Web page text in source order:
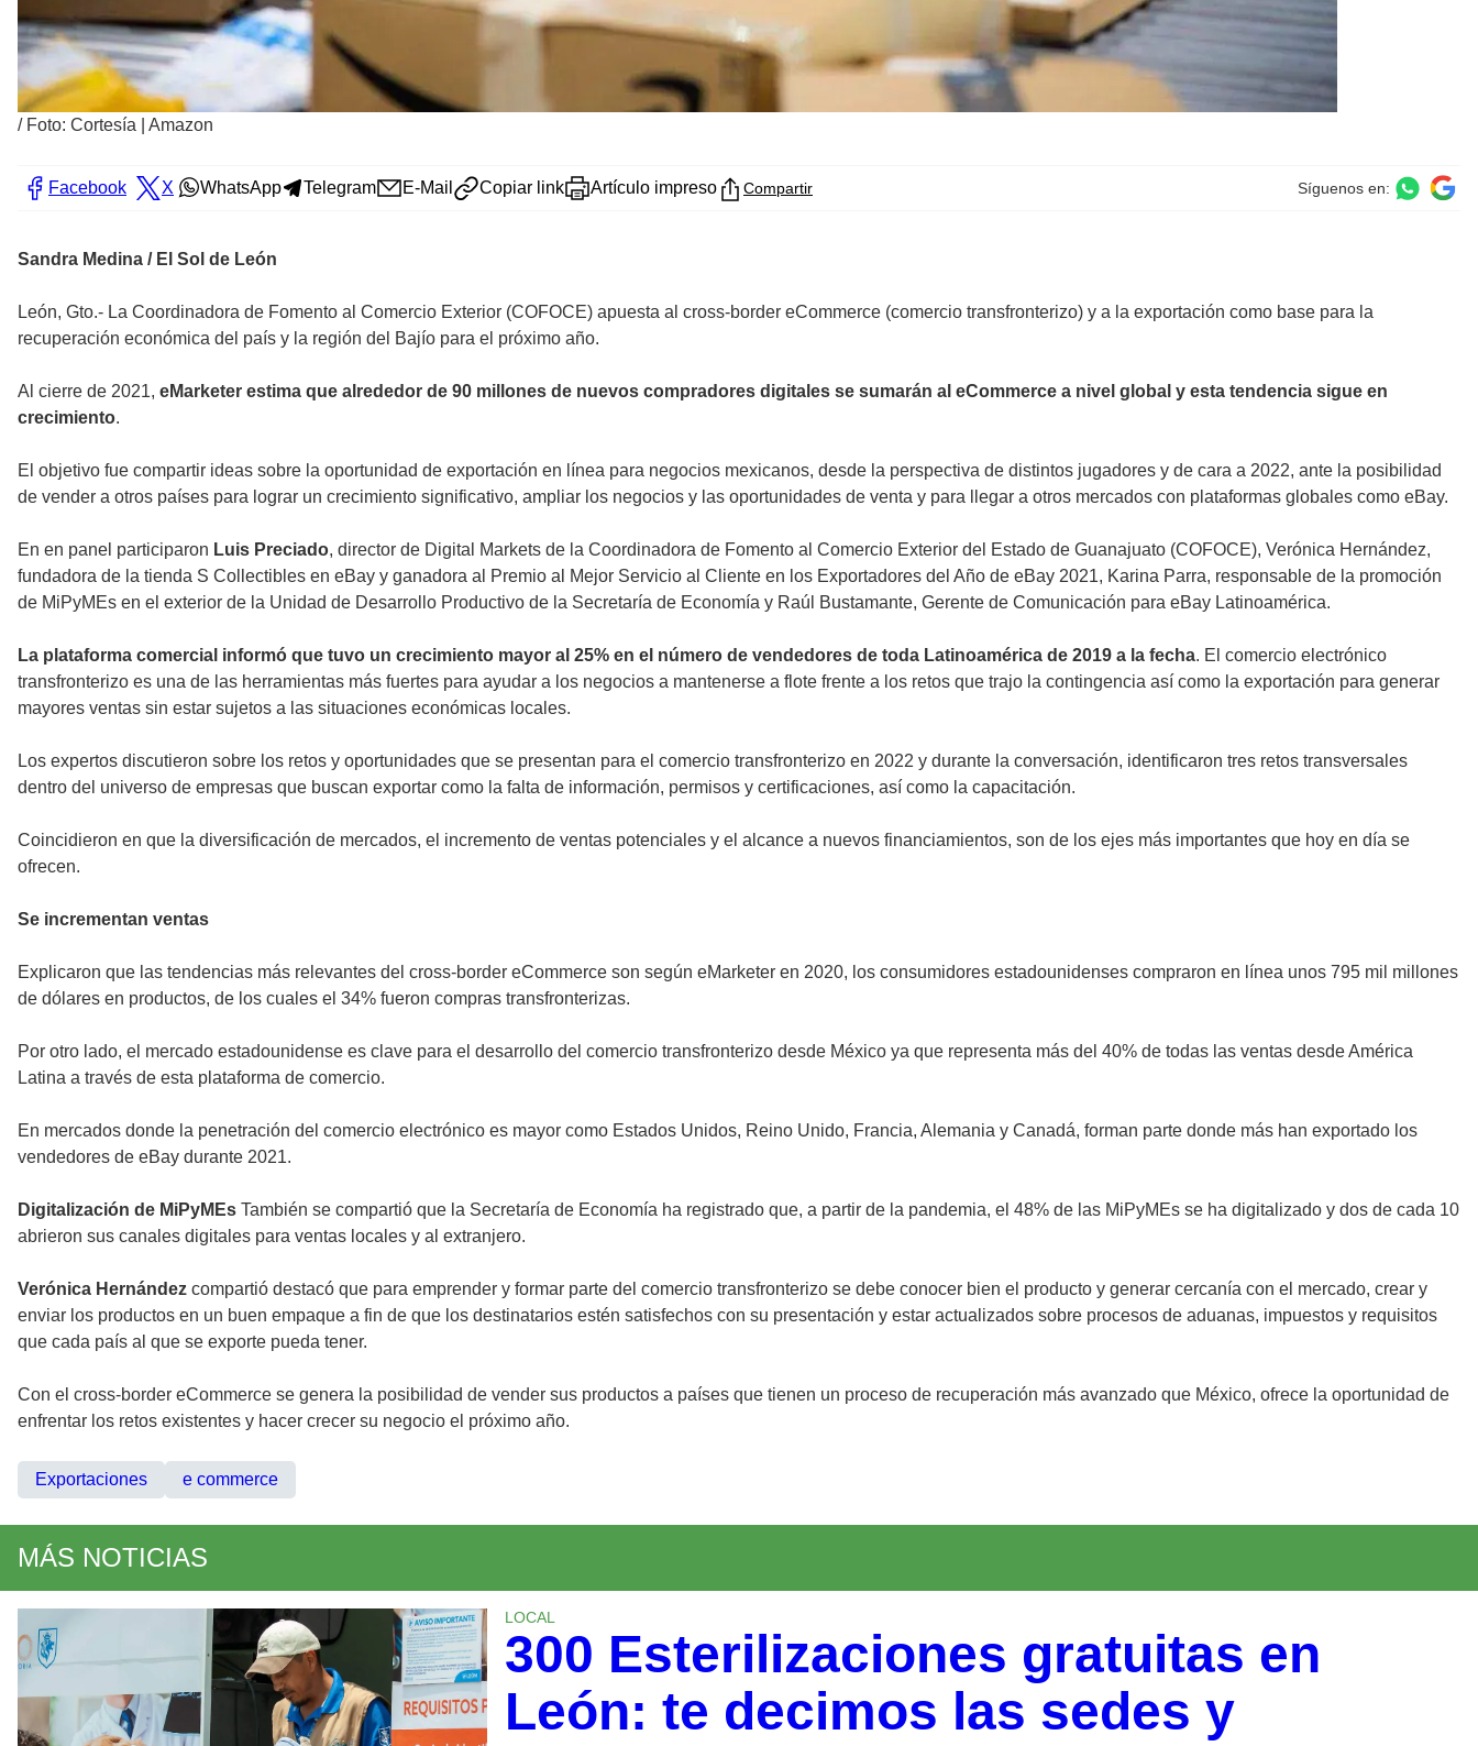
/ Foto: Cortesía | Amazon
Facebook X WhatsApp Telegram E-Mail Copiar link Artículo impreso Compartir Síguenos en:
Sandra Medina / El Sol de León
León, Gto.- La Coordinadora de Fomento al Comercio Exterior (COFOCE) apuesta al cross-border eCommerce (comercio transfronterizo) y a la exportación como base para la
recuperación económica del país y la región del Bajío para el próximo año.
Al cierre de 2021, eMarketer estima que alrededor de 90 millones de nuevos compradores digitales se sumarán al eCommerce a nivel global y esta tendencia sigue en
crecimiento.
El objetivo fue compartir ideas sobre la oportunidad de exportación en línea para negocios mexicanos, desde la perspectiva de distintos jugadores y de cara a 2022, ante la posibilidad
de vender a otros países para lograr un crecimiento significativo, ampliar los negocios y las oportunidades de venta y para llegar a otros mercados con plataformas globales como eBay.
En en panel participaron Luis Preciado, director de Digital Markets de la Coordinadora de Fomento al Comercio Exterior del Estado de Guanajuato (COFOCE), Verónica Hernández,
fundadora de la tienda S Collectibles en eBay y ganadora al Premio al Mejor Servicio al Cliente en los Exportadores del Año de eBay 2021, Karina Parra, responsable de la promoción
de MiPyMEs en el exterior de la Unidad de Desarrollo Productivo de la Secretaría de Economía y Raúl Bustamante, Gerente de Comunicación para eBay Latinoamérica.
La plataforma comercial informó que tuvo un crecimiento mayor al 25% en el número de vendedores de toda Latinoamérica de 2019 a la fecha. El comercio electrónico
transfronterizo es una de las herramientas más fuertes para ayudar a los negocios a mantenerse a flote frente a los retos que trajo la contingencia así como la exportación para generar
mayores ventas sin estar sujetos a las situaciones económicas locales.
Los expertos discutieron sobre los retos y oportunidades que se presentan para el comercio transfronterizo en 2022 y durante la conversación, identificaron tres retos transversales
dentro del universo de empresas que buscan exportar como la falta de información, permisos y certificaciones, así como la capacitación.
Coincidieron en que la diversificación de mercados, el incremento de ventas potenciales y el alcance a nuevos financiamientos, son de los ejes más importantes que hoy en día se
ofrecen.
Se incrementan ventas
Explicaron que las tendencias más relevantes del cross-border eCommerce son según eMarketer en 2020, los consumidores estadounidenses compraron en línea unos 795 mil millones
de dólares en productos, de los cuales el 34% fueron compras transfronterizas.
Por otro lado, el mercado estadounidense es clave para el desarrollo del comercio transfronterizo desde México ya que representa más del 40% de todas las ventas desde América
Latina a través de esta plataforma de comercio.
En mercados donde la penetración del comercio electrónico es mayor como Estados Unidos, Reino Unido, Francia, Alemania y Canadá, forman parte donde más han exportado los
vendedores de eBay durante 2021.
Digitalización de MiPyMEs También se compartió que la Secretaría de Economía ha registrado que, a partir de la pandemia, el 48% de las MiPyMEs se ha digitalizado y dos de cada 10
abrieron sus canales digitales para ventas locales y al extranjero.
Verónica Hernández compartió destacó que para emprender y formar parte del comercio transfronterizo se debe conocer bien el producto y generar cercanía con el mercado, crear y
enviar los productos en un buen empaque a fin de que los destinatarios estén satisfechos con su presentación y estar actualizados sobre procesos de aduanas, impuestos y requisitos
que cada país al que se exporte pueda tener.
Con el cross-border eCommerce se genera la posibilidad de vender sus productos a países que tienen un proceso de recuperación más avanzado que México, ofrece la oportunidad de
enfrentar los retos existentes y hacer crecer su negocio el próximo año.
Exportaciones e commerce
MÁS NOTICIAS
LOCAL
300 Esterilizaciones gratuitas en
León: te decimos las sedes y